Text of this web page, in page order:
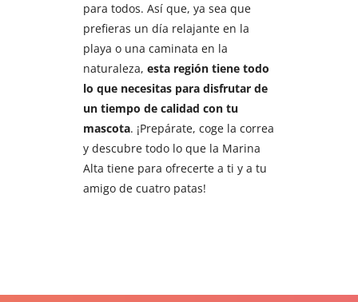
para todos. Así que, ya sea que
prefieras un día relajante en la
playa o una caminata en la
naturaleza, esta región tiene todo
lo que necesitas para disfrutar de
un tiempo de calidad con tu
mascota. ¡Prepárate, coge la correa
y descubre todo lo que la Marina
Alta tiene para ofrecerte a ti y a tu
amigo de cuatro patas!